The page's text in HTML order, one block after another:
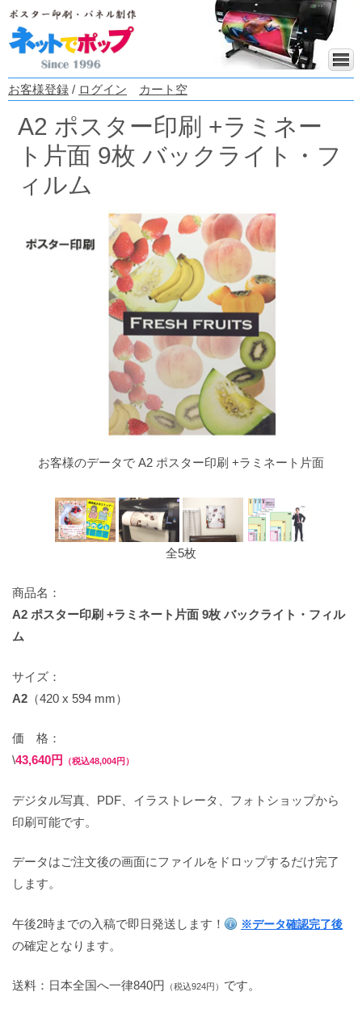
お客様登録 / ログイン カート空
A2 ポスター印刷 +ラミネー
ト片面 9枚 バックライト・フ
ィルム
お客様のデータで A2 ポスター印刷 +ラミネート片面
全5枚
商品名：
A2 ポスター印刷 +ラミネート片面 9枚 バックライト・フィル
ム
サイズ：
A2 （420 x 594 mm）
価 格：
\43,640円 （税込48,004円）
デジタル写真、PDF、イラストレータ、フォトショップから
印刷可能です。
データはご注文後の画面にファイルをドロップするだけ完了
します。
午後2時までの入稿で即日発送します！ ※データ確認完了後
の確定となります。
送料：日本全国へ一律840円 （税込924円） です。